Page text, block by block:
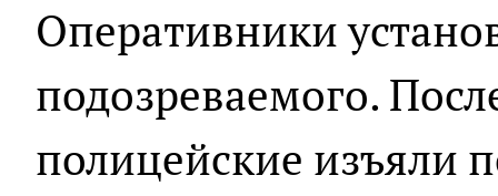
Оперативники
подозреваемого.
полицейские изъяли